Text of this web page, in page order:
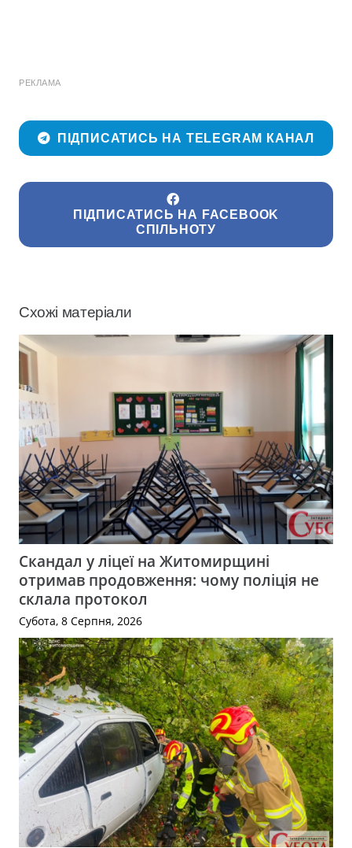
РЕКЛАМА
ПІДПИСАТИСЬ НА TELEGRAM КАНАЛ
ПІДПИСАТИСЬ НА FACEBOOK
СПІЛЬНОТУ
Схожі матеріали
Скандал у ліцеї на Житомирщині
отримав продовження: чому поліція не
склала протокол
Субота, 8 Серпня, 2026